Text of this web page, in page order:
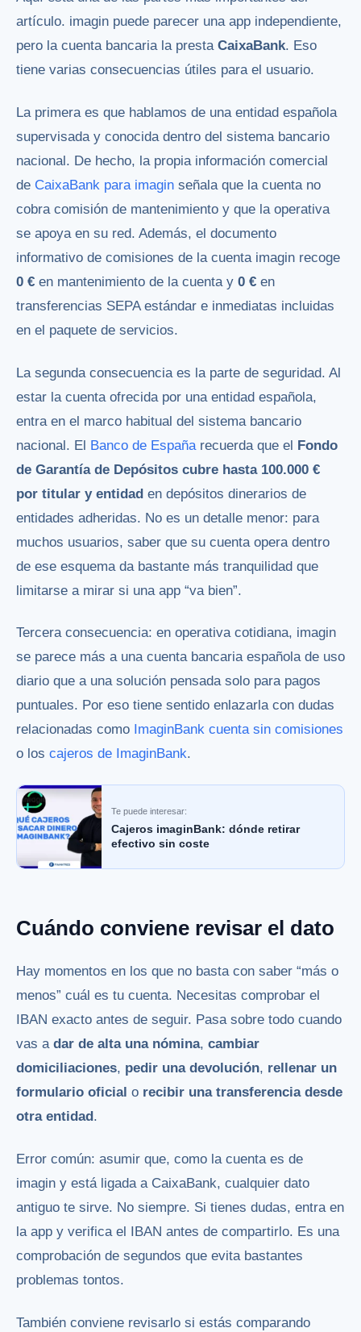
artículo. imagin puede parecer una app independiente,
pero la cuenta bancaria la presta CaixaBank. Eso
tiene varias consecuencias útiles para el usuario.
La primera es que hablamos de una entidad española
supervisada y conocida dentro del sistema bancario
nacional. De hecho, la propia información comercial
de CaixaBank para imagin señala que la cuenta no
cobra comisión de mantenimiento y que la operativa
se apoya en su red. Además, el documento
informativo de comisiones de la cuenta imagin recoge
0 € en mantenimiento de la cuenta y 0 € en
transferencias SEPA estándar e inmediatas incluidas
en el paquete de servicios.
La segunda consecuencia es la parte de seguridad. Al
estar la cuenta ofrecida por una entidad española,
entra en el marco habitual del sistema bancario
nacional. El Banco de España recuerda que el Fondo
de Garantía de Depósitos cubre hasta 100.000 €
por titular y entidad en depósitos dinerarios de
entidades adheridas. No es un detalle menor: para
muchos usuarios, saber que su cuenta opera dentro
de ese esquema da bastante más tranquilidad que
limitarse a mirar si una app “va bien”.
Tercera consecuencia: en operativa cotidiana, imagin
se parece más a una cuenta bancaria española de uso
diario que a una solución pensada solo para pagos
puntuales. Por eso tiene sentido enlazarla con dudas
relacionadas como ImaginBank cuenta sin comisiones
o los cajeros de ImaginBank.
Te puede interesar:
Cajeros imaginBank: dónde retirar
efectivo sin coste
Cuándo conviene revisar el dato
Hay momentos en los que no basta con saber “más o
menos” cuál es tu cuenta. Necesitas comprobar el
IBAN exacto antes de seguir. Pasa sobre todo cuando
vas a dar de alta una nómina, cambiar
domiciliaciones, pedir una devolución, rellenar un
formulario oficial o recibir una transferencia desde
otra entidad.
Error común: asumir que, como la cuenta es de
imagin y está ligada a CaixaBank, cualquier dato
antiguo te sirve. No siempre. Si tienes dudas, entra en
la app y verifica el IBAN antes de compartirlo. Es una
comprobación de segundos que evita bastantes
problemas tontos.
También conviene revisarlo si estás comparando